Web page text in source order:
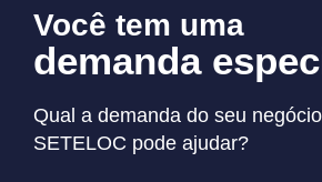
Você tem uma
demanda
Qual a demanda do seu
SETELOC pode ajudar?